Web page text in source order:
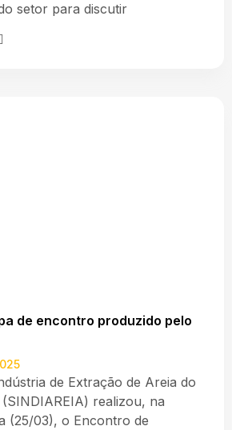
setor para discutir
de encontro produzido pelo
de Extração de Areia do
(SINDIAREIA) realizou, na
(25/03), o Encontro de